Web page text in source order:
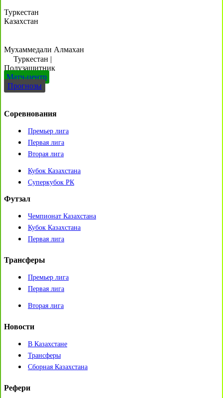
Туркестан
Казахстан
Мухаммедали Алмахан
Туркестан |
Полузащитник
Матч-центр
Прогнозы
Соревнования
Премьер лига
Первая лига
Вторая лига
Кубок Казахстана
Суперкубок РК
Футзал
Чемпионат Казахстана
Кубок Казахстана
Первая лига
Трансферы
Премьер лига
Первая лига
Вторая лига
Новости
В Казахстане
Трансферы
Сборная Казахстана
Рефери